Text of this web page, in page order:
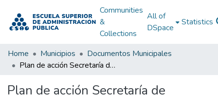
Communities
&
Collections
All of
DSpace
Statistics
Home Municipios
Documentos Municipales
Plan de acción Secretaría de Gobierno Pital Huila 2013
Plan de acción Secretaría de